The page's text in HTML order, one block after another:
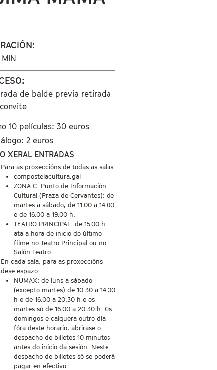
MIN
de balde previa retirada
10 películas: 30 euros
2 euros
XERAL ENTRADAS
Para as proxeccións de todas as salas:
compostelacultura.gal
ZONA C. Punto de Información
Cultural (Praza de Cervantes): de
martes a sábado, de 11.00 a 14.00
e de 16.00 a 19.00 h.
TEATRO PRINCIPAL: de 15.00 h
ata a hora de inicio do último
filme no Teatro Principal ou no
Salón Teatro.
En cada sala, para as proxeccións
dese espazo:
NUMAX: de luns a sábado
(excepto martes) de 10.30 a 14.00
h e de 16.00 a 20.30 h e os
martes só de 16.00 a 20.30 h. Os
domingos e calquera outro día
fóra deste horario, abrirase o
despacho de billetes 10 minutos
antes do inicio da sesión. Neste
despacho de billetes só se poderá
pagar en efectivo